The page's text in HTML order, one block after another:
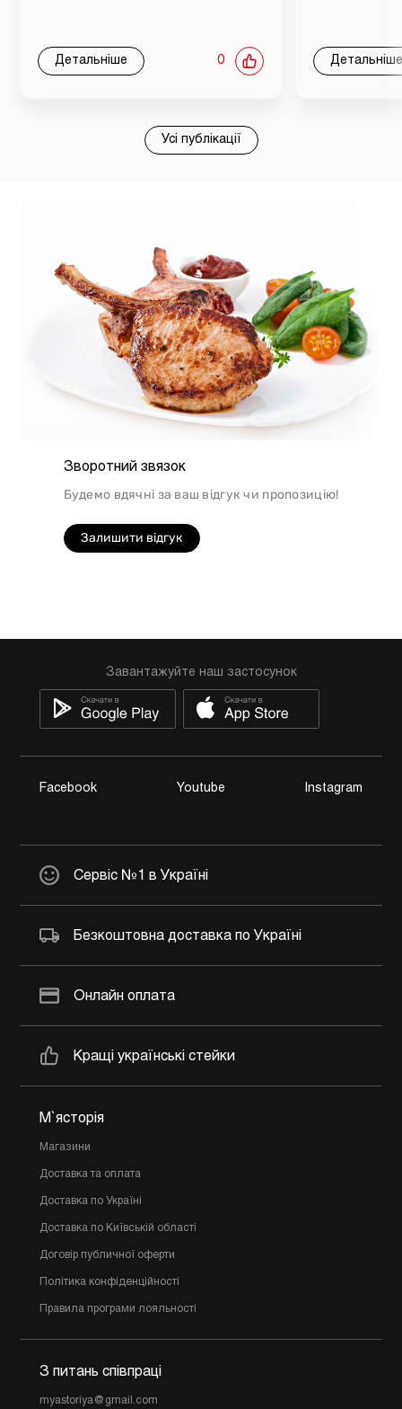
Детальніше 0 Детальніше
Усі публікації
Зворотний звязок
Будемо вдячні за ваш відгук чи пропозицію!
Залишити відгук
Завантажуйте наш застосунок
Facebook Youtube Instagram
Сервіс №1 в Україні
Безкоштовна доставка по Україні
Онлайн оплата
Кращі українські стейки
М`ясторія
Магазини
Доставка та оплата
Доставка по Україні
Доставка по Київській області
Договір публичної оферти
Політика конфіденційності
Правила програми лояльності
З питань співпраці
myastoriya@gmail.com